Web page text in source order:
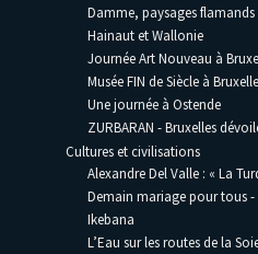
Damme, paysages flamands
Hainaut et Wallonie
Journée Art Nouveau à
Musée FIN de Siècle à
Une journée à Ostende
ZURBARAN - Bruxelles
Cultures et civilisations
Alexandre Del Valle : « La
Demain mariage pour tous
Ikebana
L’Eau sur les routes de la